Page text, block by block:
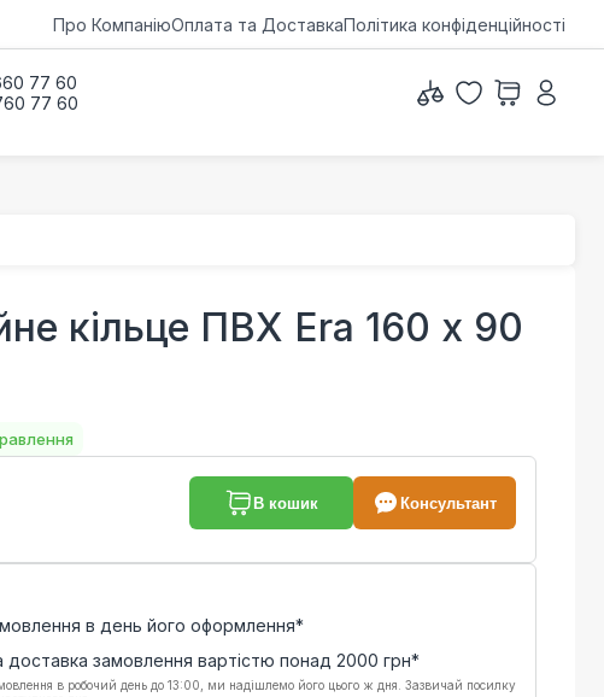
Про КомпаніюОплата та ДоставкаПолітика конфіденційності
77 60
77 60
кільце ПВХ Era 160 х 90
В кошик Консультант
в день його оформлення*
доставка замовлення вартістю понад 2000 грн*
в робочий день до 13:00, ми надішлемо його цього ж дня. Зазвичай посилку